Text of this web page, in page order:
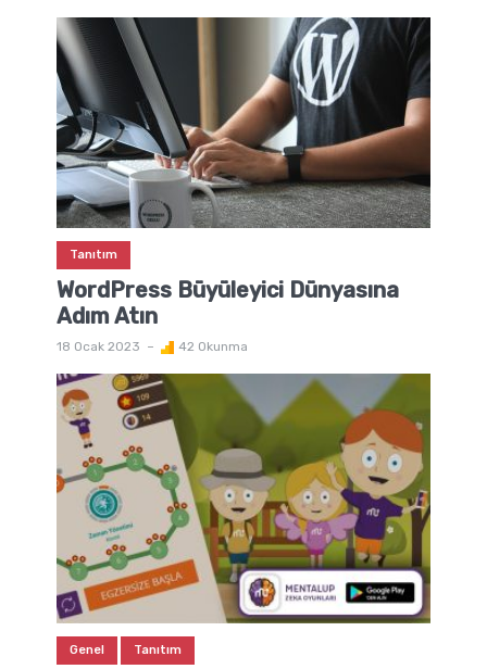
Tanıtım
WordPress Büyüleyici Dünyasına
Adım Atın
18 Ocak 2023 42 Okunma
Genel Tanıtım